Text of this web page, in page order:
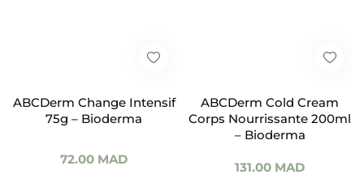
ABCDerm Change Intensif
75g – Bioderma
72.00 MAD
ABCDerm Cold Cream
Corps Nourrissante 200ml
– Bioderma
131.00 MAD